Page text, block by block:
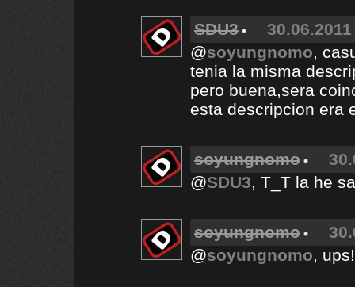
SDU3
@soyungnomo,
tenia la misma
pero buena,sera
esta descripcion era
soyungnomo
@SDU3, T_T la he
soyungnomo
@soyungnomo,